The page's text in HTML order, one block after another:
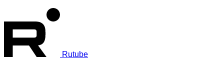
Rutube